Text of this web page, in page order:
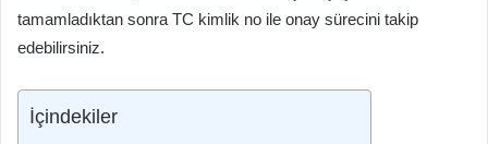
tamamladıktan sonra TC kimlik no ile onay sürecini takip
edebilirsiniz.
İçindekiler